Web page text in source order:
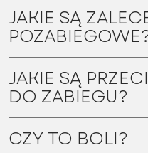
JAKIE SĄ
JAKIE SĄ
DO ZABIEGU?
CZY TO BOLI?